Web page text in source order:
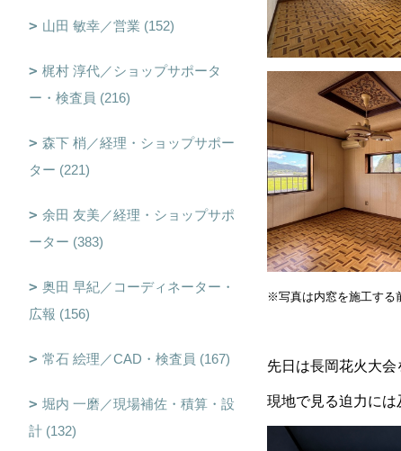
※写真は内窓を施工する
先日は長岡花火大会
現地で見る迫力には
山田 敏幸／営業 (152)
梶村 淳代／ショップサポータ
ー・検査員 (216)
森下 梢／経理・ショップサポー
ター (221)
余田 友美／経理・ショップサポ
ーター (383)
奥田 早紀／コーディネーター・
広報 (156)
常石 絵理／CAD・検査員 (167)
堀内 一磨／現場補佐・積算・設
計 (132)